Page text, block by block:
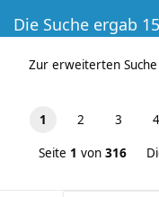
Die Suche ergab
Zur erweiterten Suche
1 2 3 4
Seite 1 von 316